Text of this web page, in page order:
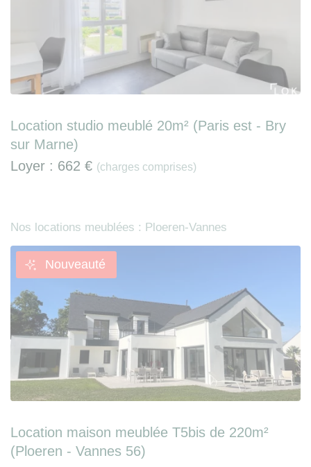
Location studio meublé 20m² (Paris est - Bry
sur Marne)
Loyer : 662 € (charges comprises)
Nos locations meublées : Ploeren-Vannes
Nouveauté
Location maison meublée T5bis de 220m²
(Ploeren - Vannes 56)